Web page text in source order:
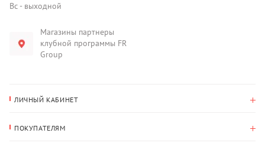
Вс - выходной
Магазины партнеры
клубной программы FR
Group
ЛИЧНЫЙ КАБИНЕТ
ПОКУПАТЕЛЯМ